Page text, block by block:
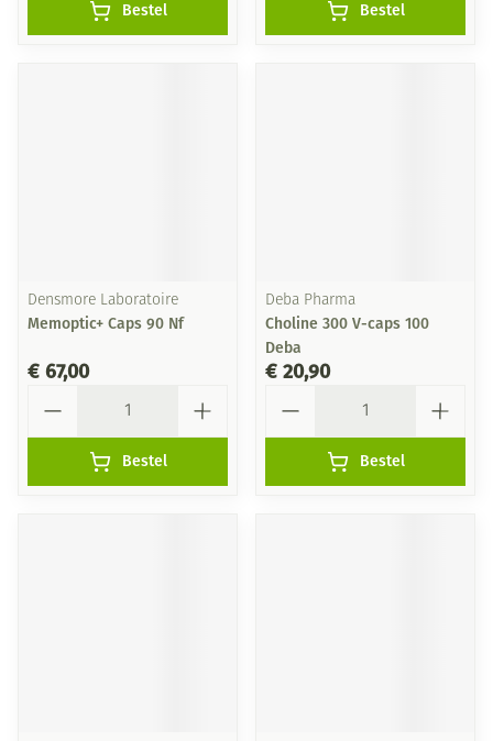
Bestel Bestel
Densmore Laboratoire
Memoptic+ Caps 90 Nf
€ 67,00
Bestel
Deba Pharma
Choline 300 V-caps 100
Deba
€ 20,90
Bestel